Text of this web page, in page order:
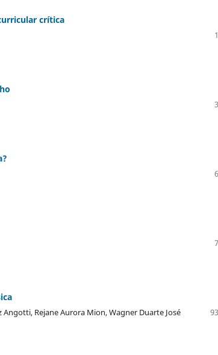
crítica
Angotti, Rejane Aurora Mion, Wagner Duarte José